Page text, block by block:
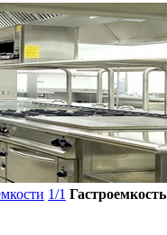
1/1